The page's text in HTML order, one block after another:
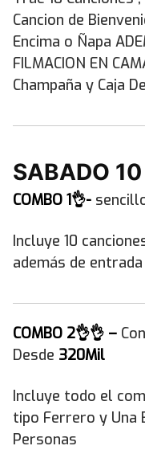
Cancion de
Encima o Ñapa
FILMACION EN
Champaña y Caja
SABADO
COMBO 1👌-
Incluye 10
además de
COMBO 2👌👌 –
Desde 320Mil
Incluye todo el
tipo Ferrero y Una
Personas